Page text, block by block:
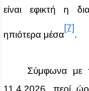
είναι εφικτή η
ηπιότερα μέσα
[7]
.
Σύμφωνα με
11.4.2026, περί